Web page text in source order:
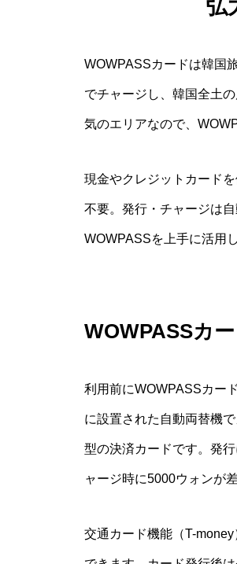
弘
WOWPASSカードは韓国
でチャージし、韓国全土
気のエリアなので、
現金やクレジットカード
不要。発行・チャージは
WOWPASSを上手に活用
WOWPASSカ
利用前にWOWPASSカー
に設置された自動両替機
型の決済カードです。発
ャージ時に5000ウォンが
交通カード機能（T-